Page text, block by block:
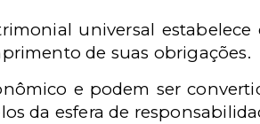
universal
de suas obrigações.
e podem ser
da esfera de